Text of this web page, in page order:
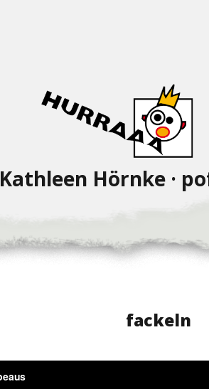
Kathleen Hörnke ·
fackeln